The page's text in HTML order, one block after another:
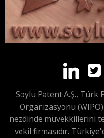
Soylu Patent A.Ş., Türk
Organizasyonu
nezdinde müvekkillerini
vekil firmasıdır.